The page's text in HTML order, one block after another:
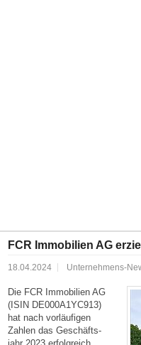
FCR Immobilien AG
18.04.2024 Unternehmens-
Die FCR Immo­bilien AG
(ISIN DE000A1YC913)
hat nach vorläufigen
Zahlen das Geschäfts­